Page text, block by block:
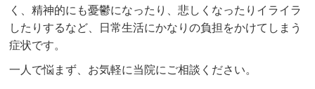
く、精神的にも憂鬱になったり、悲しくなったりイライラ
したりするなど、日常生活にかなりの負担をかけてしまう
症状です。
一人で悩まず、お気軽に当院にご相談ください。